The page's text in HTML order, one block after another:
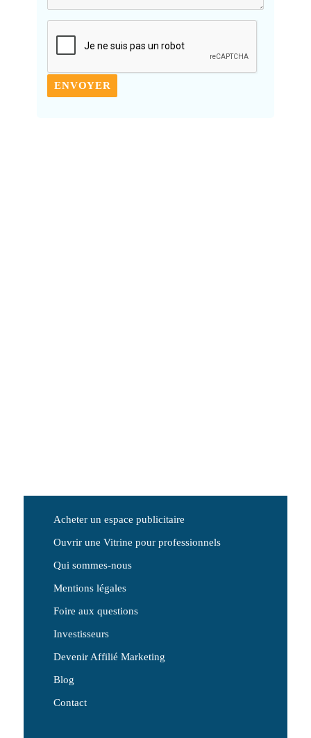
Acheter un espace publicitaire
Ouvrir une Vitrine pour professionnels
Qui sommes-nous
Mentions légales
Foire aux questions
Investisseurs
Devenir Affilié Marketing
Blog
Contact